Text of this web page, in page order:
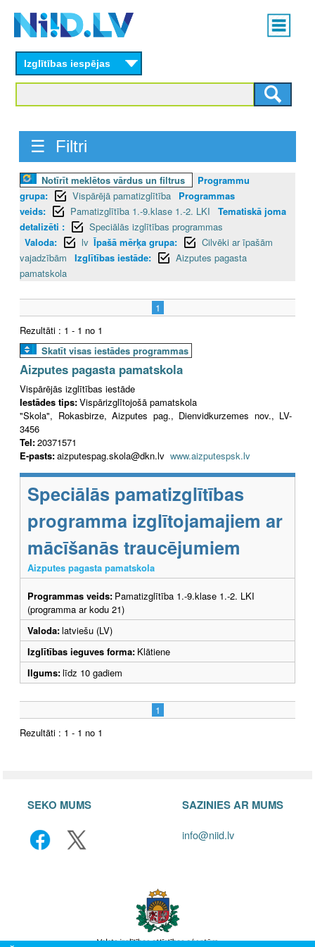
content
Main
menu
Izglītības iespējas
☰ Filtri
Notīrīt meklētos vārdus un filtrus
Programmu
grupa:
Vispārējā pamatizglītība
Programmas
veids:
Pamatizglītība 1.-9.klase 1.-2. LKI
Tematiskā joma
detalizēti :
Speciālās izglītības programmas
Valoda:
lv Īpašā mērķa grupa:
Cilvēki ar īpašām
vajadzībām
Izglītības iestāde:
Aizputes pagasta
pamatskola
1
Rezultāti : 1 - 1 no 1
Skatīt visas iestādes programmas
Aizputes pagasta pamatskola
Vispārējās izglītības iestāde
Iestādes tips:Vispārizglītojošā pamatskola
"Skola", Rokasbirze, Aizputes pag., Dienvidkurzemes nov., LV-
3456
Tel:20371571
E-pasts:aizputespag.skola@dkn.lv www.aizputespsk.lv
Speciālās pamatizglītības
programma izglītojamajiem ar
mācīšanās traucējumiem
Aizputes pagasta pamatskola
Programmas veids: Pamatizglītība 1.-9.klase 1.-2. LKI
(programma ar kodu 21)
Valoda:latviešu (LV)
Izglītības ieguves forma: Klātiene
Ilgums:līdz 10 gadiem
1
Rezultāti : 1 - 1 no 1
SEKO MUMS SAZINIES AR MUMS
info@niid.lv